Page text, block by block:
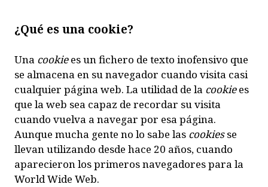
¿Qué es una cookie?
Una cookiees un fichero de texto inofensivo que
se almacena en su navegador cuando visita casi
cualquier página web. La utilidad de la cookiees
que la web sea capaz de recordar su visita
cuando vuelva a navegar por esa página.
Aunque mucha gente no lo sabe las cookiesse
llevan utilizando desde hace 20 años, cuando
aparecieron los primeros navegadores para la
World Wide Web.